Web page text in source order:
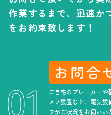
作業するまで、 迅速か
をお約束致します！
お問合
ご自宅のブレーカーや
メラ設置など、電気設
フがご状況をお伺いい